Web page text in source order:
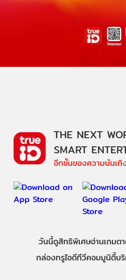
THE NEXT
SMART
อีกขั้นของความบันเ
วันนี้ดูสิทธิพิเศษอ่านเกมต
กล่องทรูไอดีทีวีคอมมูนิตี้บ